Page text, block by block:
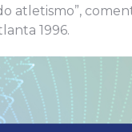
atletismo”,
1996.